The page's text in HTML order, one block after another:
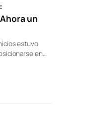
un
estuvo
en…